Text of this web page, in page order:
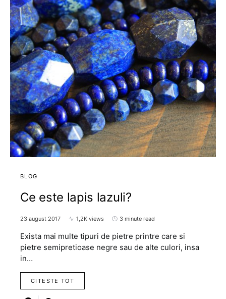
BLOG
Ce este lapis lazuli?
23 august 2017 1,2K views 3 minute read
Exista mai multe tipuri de pietre printre care si
pietre semipretioase negre sau de alte culori, insa
in…
CITESTE TOT